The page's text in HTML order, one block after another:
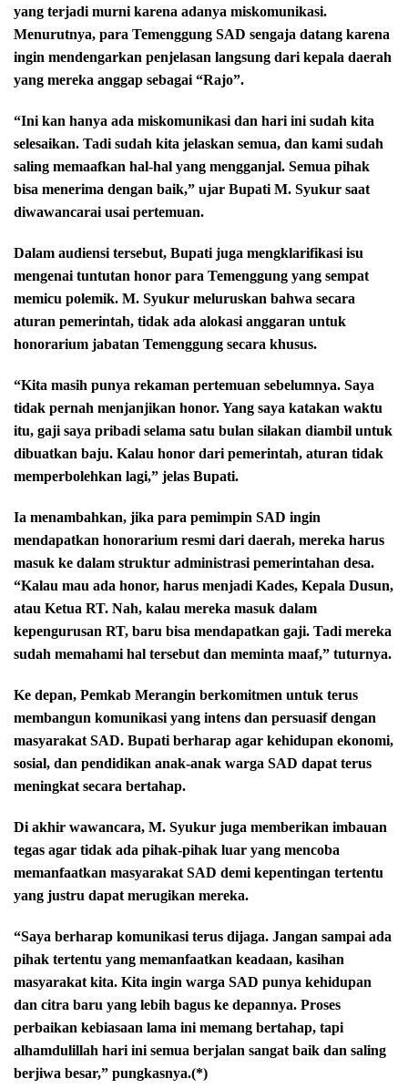
yang terjadi murni karena adanya miskomunikasi.
Menurutnya, para Temenggung SAD sengaja datang karena
ingin mendengarkan penjelasan langsung dari kepala daerah
yang mereka anggap sebagai “Rajo”.
“Ini kan hanya ada miskomunikasi dan hari ini sudah kita
selesaikan. Tadi sudah kita jelaskan semua, dan kami sudah
saling memaafkan hal-hal yang mengganjal. Semua pihak
bisa menerima dengan baik,” ujar Bupati M. Syukur saat
diwawancarai usai pertemuan.
Dalam audiensi tersebut, Bupati juga mengklarifikasi isu
mengenai tuntutan honor para Temenggung yang sempat
memicu polemik. M. Syukur meluruskan bahwa secara
aturan pemerintah, tidak ada alokasi anggaran untuk
honorarium jabatan Temenggung secara khusus.
“Kita masih punya rekaman pertemuan sebelumnya. Saya
tidak pernah menjanjikan honor. Yang saya katakan waktu
itu, gaji saya pribadi selama satu bulan silakan diambil untuk
dibuatkan baju. Kalau honor dari pemerintah, aturan tidak
memperbolehkan lagi,” jelas Bupati.
Ia menambahkan, jika para pemimpin SAD ingin
mendapatkan honorarium resmi dari daerah, mereka harus
masuk ke dalam struktur administrasi pemerintahan desa.
“Kalau mau ada honor, harus menjadi Kades, Kepala Dusun,
atau Ketua RT. Nah, kalau mereka masuk dalam
kepengurusan RT, baru bisa mendapatkan gaji. Tadi mereka
sudah memahami hal tersebut dan meminta maaf,” tuturnya.
Ke depan, Pemkab Merangin berkomitmen untuk terus
membangun komunikasi yang intens dan persuasif dengan
masyarakat SAD. Bupati berharap agar kehidupan ekonomi,
sosial, dan pendidikan anak-anak warga SAD dapat terus
meningkat secara bertahap.
Di akhir wawancara, M. Syukur juga memberikan imbauan
tegas agar tidak ada pihak-pihak luar yang mencoba
memanfaatkan masyarakat SAD demi kepentingan tertentu
yang justru dapat merugikan mereka.
“Saya berharap komunikasi terus dijaga. Jangan sampai ada
pihak tertentu yang memanfaatkan keadaan, kasihan
masyarakat kita. Kita ingin warga SAD punya kehidupan
dan citra baru yang lebih bagus ke depannya. Proses
perbaikan kebiasaan lama ini memang bertahap, tapi
alhamdulillah hari ini semua berjalan sangat baik dan saling
berjiwa besar,” pungkasnya.(*)